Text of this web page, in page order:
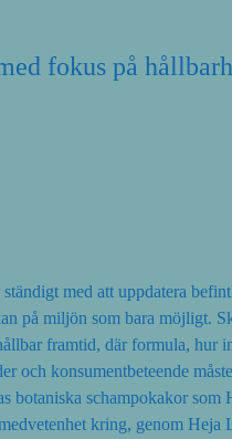
fokus på
med att uppdatera
på miljön som bara möjligt.
framtid, där formula, hur
och konsumentbeteende
botaniska schampokakor som
kring, genom Heja